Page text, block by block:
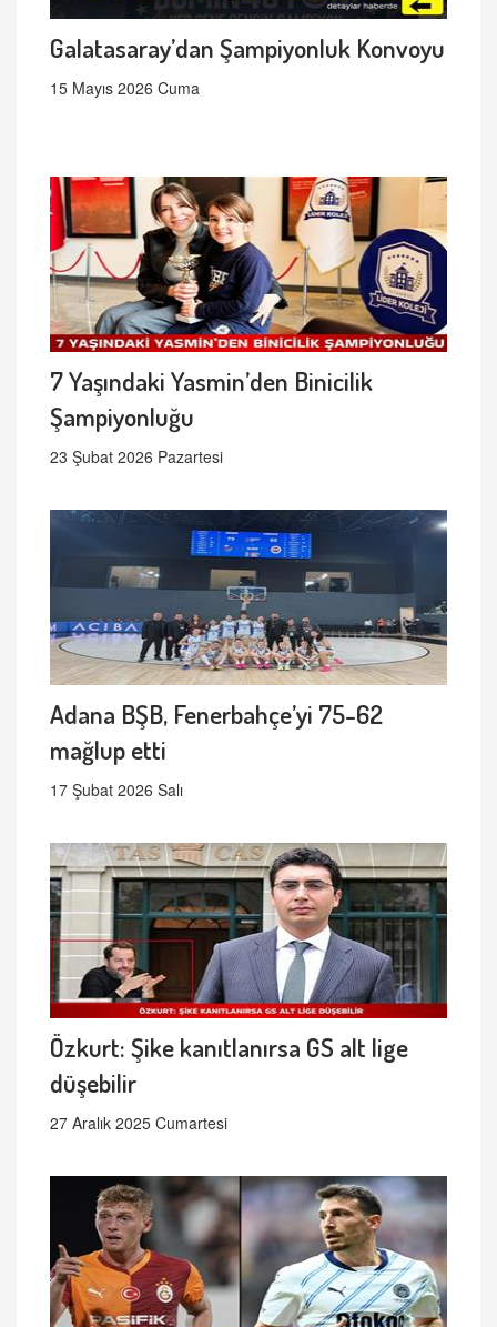
Galatasaray’dan Şampiyonluk Konvoyu
15 Mayıs 2026 Cuma
7 Yaşındaki Yasmin’den Binicilik
Şampiyonluğu
23 Şubat 2026 Pazartesi
Adana BŞB, Fenerbahçe’yi 75-62
mağlup etti
17 Şubat 2026 Salı
Özkurt: Şike kanıtlanırsa GS alt lige
düşebilir
27 Aralık 2025 Cumartesi